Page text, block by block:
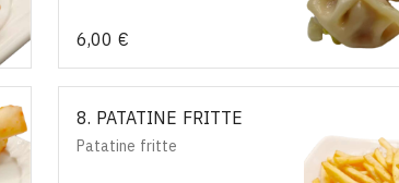
6,00 €
8. PATATINE FRITTE
Patatine fritte